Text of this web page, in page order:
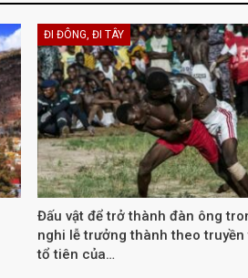
ĐI ĐÔNG, ĐI TÂY
Đấu vật để trở thành đàn ông
nghi lễ trưởng thành theo truyền
tổ tiên của…